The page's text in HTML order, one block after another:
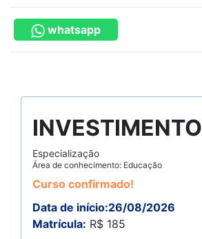
whatsapp
INVESTIMENTO
Especialização
Área de conhecimento: Educação
Curso confirmado!
Data de início:26/08/2026
Matrícula: R$ 185